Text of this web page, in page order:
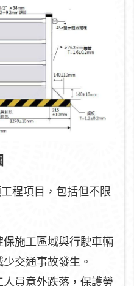
程項目，包括但不限
保施工區域與行駛車輛
交通事故發生。
人員意外跌落，保護勞